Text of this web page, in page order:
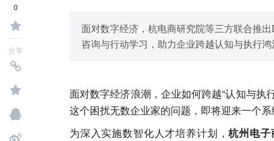
0
分享
面对数字经济，杭电商研究院等三方联合推
咨询与行动学习，助力企业跨越认知与执行
面对数字经济浪潮，企业如何跨越“认知与执
这个困扰无数企业家的问题，即将迎来一个系
为深入实施数智化人才培养计划，杭州电